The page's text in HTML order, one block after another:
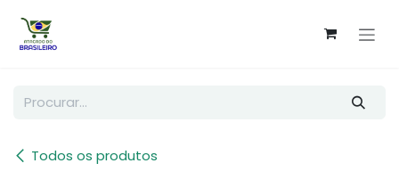
Todos os produtos